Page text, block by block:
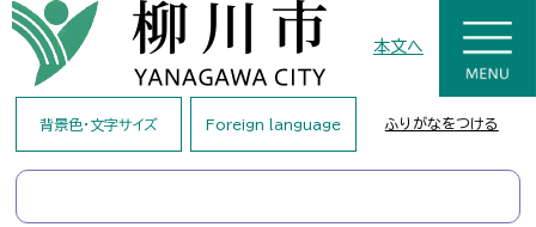
本文へ
背景色・文字サイズ Foreign language ふりがなをつける